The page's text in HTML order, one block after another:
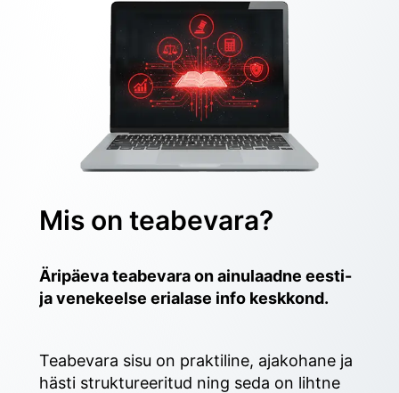
Mis on teabevara?
Äripäeva teabevara on ainulaadne eesti-
ja venekeelse erialase info keskkond.
Teabevara sisu on praktiline, ajakohane ja
hästi struktureeritud ning seda on lihtne